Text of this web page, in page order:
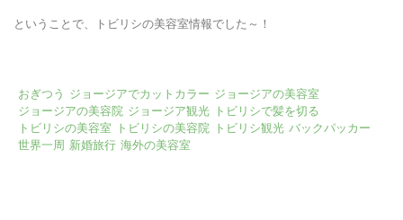
ということで、トビリシの美容室情報でした～！
おぎつう ジョージアでカットカラー ジョージアの美容室
ジョージアの美容院 ジョージア観光 トビリシで髪を切る
トビリシの美容室
トビリシの美容院 トビリシ観光 バックパッカー
世界一周 新婚旅行 海外の美容室